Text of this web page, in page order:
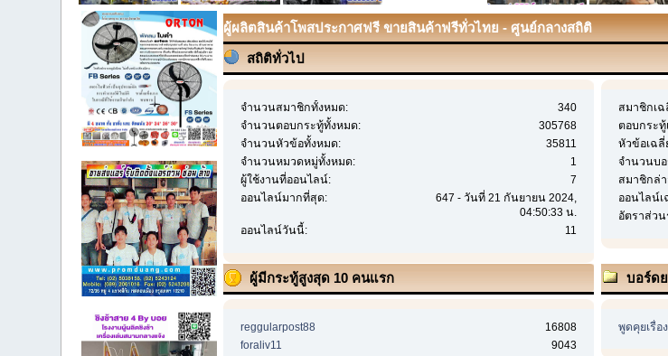
ผู้ผลิตสินค้าโพสประกาศฟรี ขายสินค้าฟรีทั่วไทย - ศูนย์กลางสถิติ
สถิติทั่วไป
จำนวนสมาชิกทั้งหมด:
340
จำนวนตอบกระทู้ทั้งหมด:
305768
จำนวนหัวข้อทั้งหมด:
35811
จำนวนหมวดหมู่ทั้งหมด:
1
ผู้ใช้งานที่ออนไลน์:
7
ออนไลน์มากที่สุด:
647 - วันที่ 21 กันยายน 2024,
04:50:33 น.
ออนไลน์วันนี้:
11
สมาชิกเ
ตอบกระ
หัวข้อเฉลี่
จำนวนบ
สมาชิกล่
ออนไลน์
อัตราส่ว
ผู้มีกระทู้สูงสุด 10 คนแรก
reggularpost88
16808
foraliv11
9043
บอร์ด
พูดคุยเรื่อ